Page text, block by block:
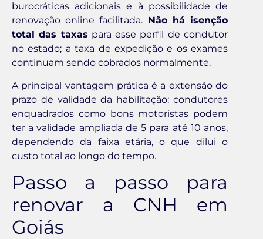
burocráticas adicionais e à possibilidade de
renovação online facilitada. Não há isenção
total das taxas para esse perfil de condutor
no estado; a taxa de expedição e os exames
continuam sendo cobrados normalmente.
A principal vantagem prática é a extensão do
prazo de validade da habilitação: condutores
enquadrados como bons motoristas podem
ter a validade ampliada de 5 para até 10 anos,
dependendo da faixa etária, o que dilui o
custo total ao longo do tempo.
Passo a passo para
renovar a CNH em
Goiás